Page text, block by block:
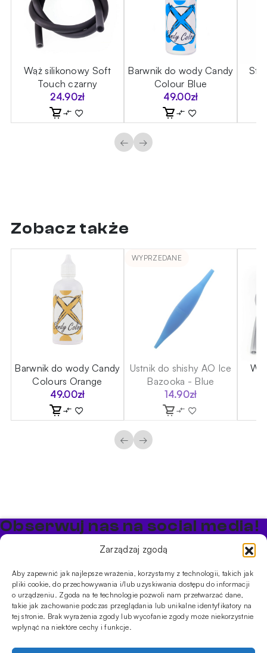
Zarządzaj zgodą
Aby zapewnić jak najlepsze wrażenia, korzystamy z technologii, takich jak
pliki cookie, do przechowywania i/lub uzyskiwania dostępu do informacji
o urządzeniu. Zgoda na te technologie pozwoli nam przetwarzać dane,
takie jak zachowanie podczas przeglądania lub unikalne identyfikatory na
tej stronie. Brak wyrażenia zgody lub wycofanie zgody może niekorzystnie
wpłynąć na niektóre cechy i funkcje.
Wąż silikonowy Soft
Touch czarny
24.90zł
Barwnik do wody Candy
Colour Blue
49.00zł
← →
Zobacz także
Barwnik do wody Candy
Colours Orange
49.00zł
WYPRZEDANE
Ustnik do shishy AO Ice
Bazooka - Blue
14.90zł
← →
Obserwuj nas na social media!
Bądź na bieżąco z promocjami i nowościami w sklepie
PRODUKTY
ShisheCybuchyTytonie Rozpalanie
INFORMACJE